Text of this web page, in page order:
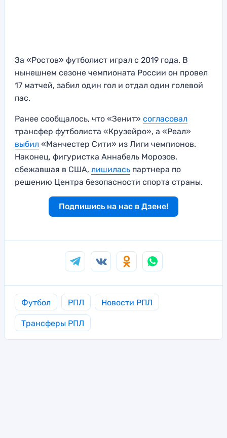
За «Ростов» футболист играл с 2019 года. В
нынешнем сезоне чемпионата России он провел
17 матчей, забил один гол и отдал один голевой
пас.
Ранее сообщалось, что «Зенит» согласовал
трансфер футболиста «Крузейро», а «Реал»
выбил «Манчестер Сити» из Лиги чемпионов.
Наконец, фигуристка Аннабель Морозов,
сбежавшая в США, лишилась партнера по
решению Центра безопасности спорта страны.
Подпишись на нас в Дзене!
Футбол РПЛ Новости РПЛ
Трансферы РПЛ